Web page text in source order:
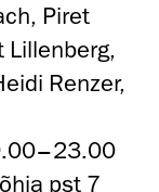
Piret
Lillenberg,
Renzer,
pst 7